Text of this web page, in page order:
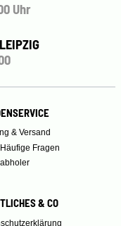
Uhr
& Versand
Häufige Fragen
& CO